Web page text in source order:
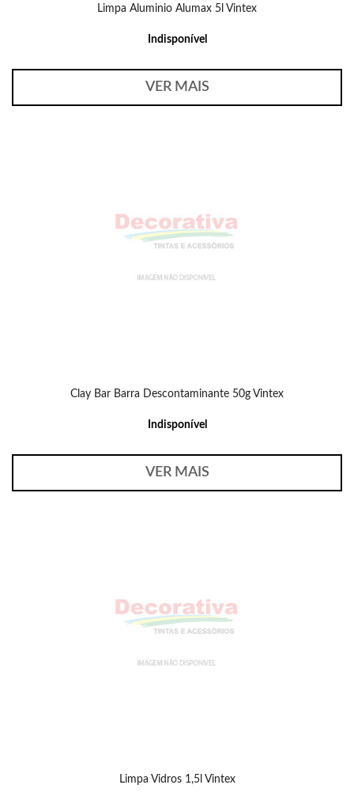
Limpa Aluminio Alumax 5l Vintex
Indisponível
VER MAIS
Clay Bar Barra Descontaminante 50g Vintex
Indisponível
VER MAIS
Limpa Vidros 1,5l Vintex